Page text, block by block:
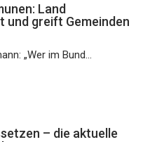
Land
und greift Gemeinden
„Wer im Bund...
– die aktuelle